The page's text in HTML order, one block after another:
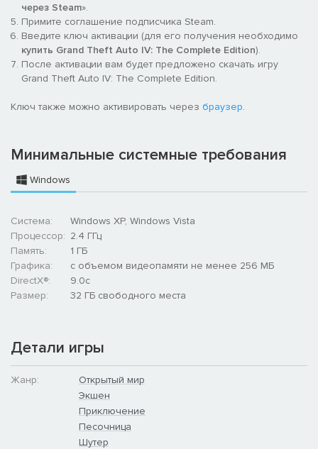
через Steam».
Примите соглашение подписчика Steam.
Введите ключ активации (для его получения необходимо
купить Grand Theft Auto IV: The Complete Edition).
После активации вам будет предложено скачать игру
Grand Theft Auto IV: The Complete Edition.
Ключ также можно активировать через браузер.
Минимальные системные требования
Windows
Система:
Windows XP, Windows Vista
Процессор: 2.4 ГГц
Память:
1 ГБ
Графика:
с объемом видеопамяти не менее 256 МБ
DirectX®:
9.0с
Размер:
32 ГБ свободного места
Детали игры
Жанр:
Открытый мир
Экшен
Приключение
Песочница
Шутер